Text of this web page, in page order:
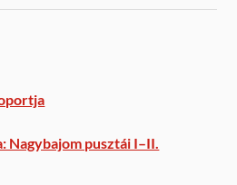
Nagybajom pusztái I–II.